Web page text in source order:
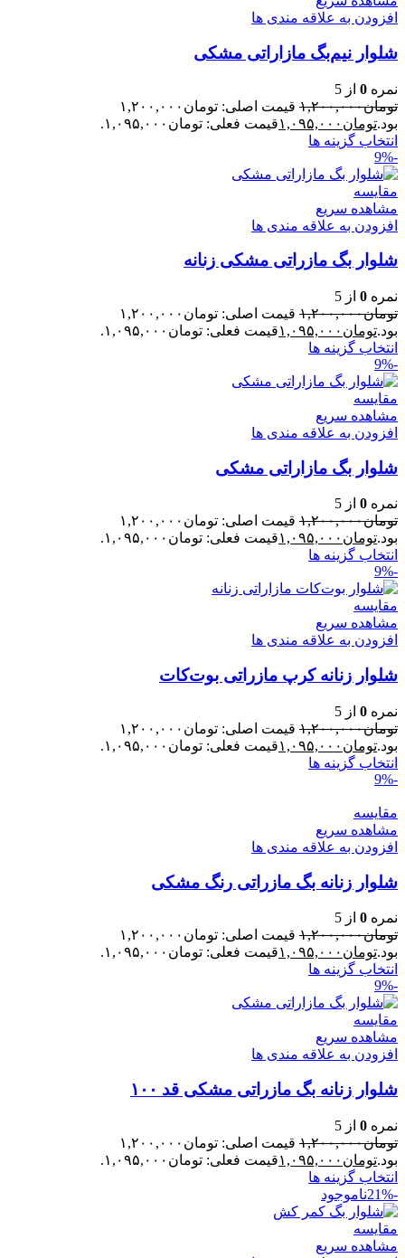
افزودن به علاقه مندی ها
شلوار نیم‌بگ مازاراتی مشکی
نمره 0 از 5
تومان۱,۲۰۰,۰۰۰
قیمت اصلی: تومان۱,۲۰۰,۰۰۰
بود.تومان ۱,۰۹۵,۰۰۰قیمت فعلی: تومان۱,۰۹۵,۰۰۰.
انتخاب گزینه ها
-9%
مقایسه
مشاهده سریع
افزودن به علاقه مندی ها
شلوار بگ مازراتی مشکی زنانه
نمره 0 از 5
تومان۱,۲۰۰,۰۰۰
قیمت اصلی: تومان۱,۲۰۰,۰۰۰
بود.تومان ۱,۰۹۵,۰۰۰قیمت فعلی: تومان۱,۰۹۵,۰۰۰.
انتخاب گزینه ها
-9%
مقایسه
مشاهده سریع
افزودن به علاقه مندی ها
شلوار بگ مازاراتی مشکی
نمره 0 از 5
تومان۱,۲۰۰,۰۰۰
قیمت اصلی: تومان۱,۲۰۰,۰۰۰
بود.تومان ۱,۰۹۵,۰۰۰قیمت فعلی: تومان۱,۰۹۵,۰۰۰.
انتخاب گزینه ها
-9%
مقایسه
مشاهده سریع
افزودن به علاقه مندی ها
شلوار زنانه کرپ مازراتی بوت‌کات
نمره 0 از 5
تومان۱,۲۰۰,۰۰۰
قیمت اصلی: تومان۱,۲۰۰,۰۰۰
بود.تومان ۱,۰۹۵,۰۰۰قیمت فعلی: تومان۱,۰۹۵,۰۰۰.
انتخاب گزینه ها
-9%
مقایسه
مشاهده سریع
افزودن به علاقه مندی ها
شلوار زنانه بگ مازراتی رنگ مشکی
نمره 0 از 5
تومان۱,۲۰۰,۰۰۰
قیمت اصلی: تومان۱,۲۰۰,۰۰۰
بود.تومان ۱,۰۹۵,۰۰۰قیمت فعلی: تومان۱,۰۹۵,۰۰۰.
انتخاب گزینه ها
-9%
مقایسه
مشاهده سریع
افزودن به علاقه مندی ها
شلوار زنانه بگ مازراتی مشکی قد ۱۰۰
نمره 0 از 5
تومان۱,۲۰۰,۰۰۰
قیمت اصلی: تومان۱,۲۰۰,۰۰۰
بود.تومان ۱,۰۹۵,۰۰۰قیمت فعلی: تومان۱,۰۹۵,۰۰۰.
انتخاب گزینه ها
-21%
ناموجود
مقایسه
مشاهده سریع